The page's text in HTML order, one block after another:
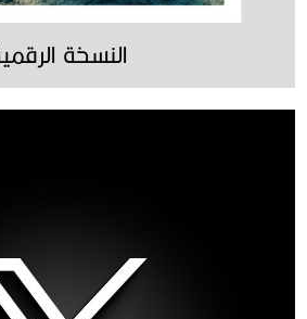
النسخة